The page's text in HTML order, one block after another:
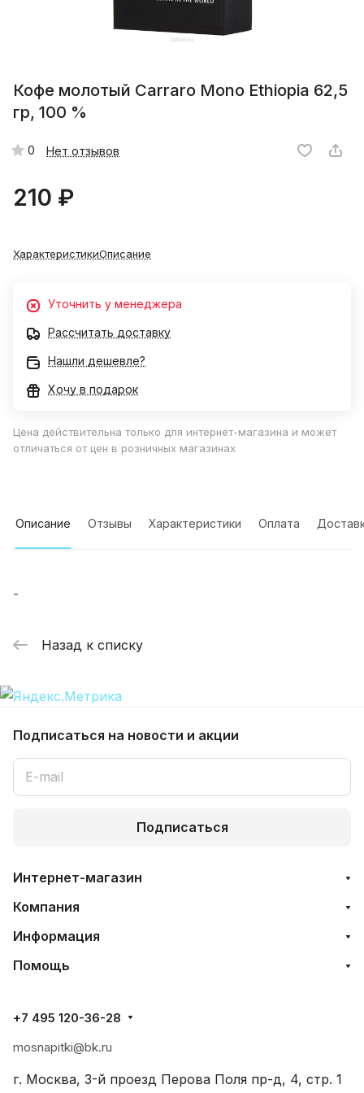
Кофе молотый Carraro Mono Ethiopia 62,5
гр, 100 %
0 Нет отзывов
210 ₽
ХарактеристикиОписание
Уточнить у менеджера
Рассчитать доставку
Нашли дешевле?
Хочу в подарок
Цена действительна только для интернет-магазина и может
отличаться от цен в розничных магазинах
Описание Отзывы Характеристики Оплата
-
Назад к списку
Подписаться на новости и акции
Подписаться
Интернет-магазин
Компания
Информация
Помощь
+7 495 120-36-28
mosnapitki@bk.ru
г. Москва, 3-й проезд Перова Поля пр-д, 4, стр. 1